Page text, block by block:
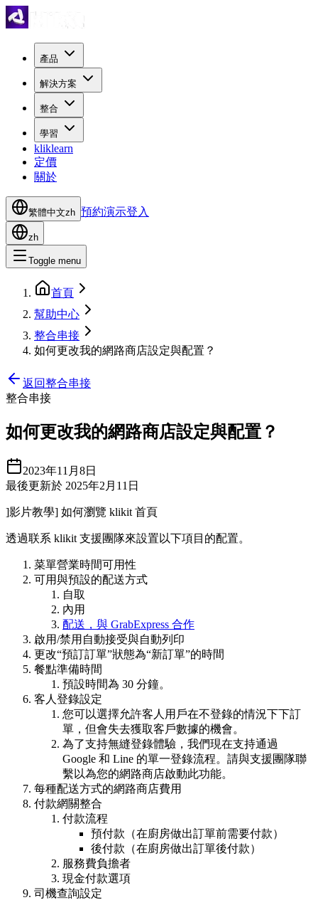
產品
解決方案
整合
學習
kliklearn
定價
關於
繁體中文zh 預約演示登入
zh
Toggle menu
首頁
幫助中心
整合串接
如何更改我的網路商店設定與配置？
返回整合串接
整合串接
如何更改我的網路商店設定與配置？
2023年11月8日
最後更新於 2025年2月11日
]影片教學] 如何瀏覽 klikit 首頁
透過联系 klikit 支援團隊來設置以下項目的配置。
菜單營業時間可用性
可用與預設的配送方式
自取
內用
配送，與 GrabExpress 合作
啟用/禁用自動接受與自動列印
更改“預訂訂單”狀態為“新訂單”的時間
餐點準備時間
預設時間為 30 分鐘。
客人登錄設定
您可以選擇允許客人用戶在不登錄的情況下下訂
單，但會失去獲取客戶數據的機會。
為了支持無縫登錄體驗，我們現在支持通過
Google 和 Line 的單一登錄流程。請與支援團隊聯
繫以為您的網路商店啟動此功能。
每種配送方式的網路商店費用
付款網關整合
付款流程
預付款（在廚房做出訂單前需要付款）
後付款（在廚房做出訂單後付款）
服務費負擔者
現金付款選項
司機查詢設定